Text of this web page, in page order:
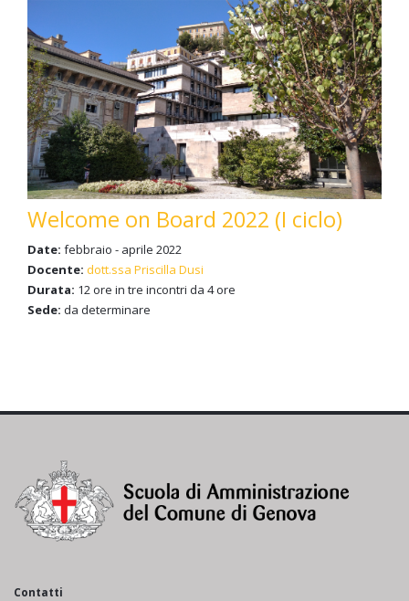
Welcome on Board 2022 (I ciclo)
Date: febbraio - aprile 2022
Docente: dott.ssa Priscilla Dusi
Durata: 12 ore in tre incontri da 4 ore
Sede: da determinare
Contatti